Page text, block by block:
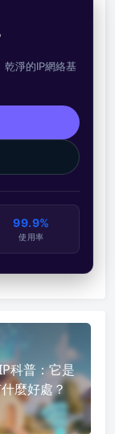
乾淨的IP網絡基
99.9%
使用率
科普：它是
麼好處？